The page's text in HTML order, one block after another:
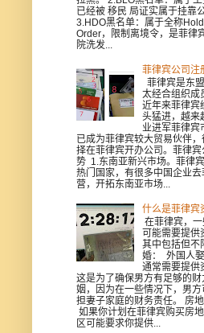
已经被 移民 局证实属于挂靠
3.HDO黑名单：属于全称
Order，限制离境令，是菲律
院洗发...
菲律宾公司注
菲律宾是东
太经合组织成
近年来菲律宾
头猛进，越来
业进军菲律宾
已成为菲律宾较大贸易伙伴
择在菲律宾开办公司。菲律
势 1.东南亚新兴市场。菲律
热门国家，有很多中国企业去
营，开拓东南亚市场...
什么是菲律宾
在菲律宾，
可能需要提供
其中包括但不
婚： 外国人
通常需要提供
这是为了确保男方有足够的
姻，因为在一些情况下，男方
担妻子家庭的财务责任。 房地
如果你计划在菲律宾购买房
区可能要求你提供...